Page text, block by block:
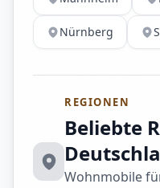
Nürnberg
REGIONEN
Beliebte
Wohnmobile